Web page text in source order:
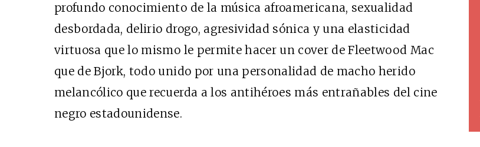
profundo conocimiento de la música afroamericana, sexualidad
desbordada, delirio drogo, agresividad sónica y una elasticidad
virtuosa que lo mismo le permite hacer un cover de Fleetwood Mac
que de Bjork, todo unido por una personalidad de macho herido
melancólico que recuerda a los antihéroes más entrañables del cine
negro estadounidense.
Cine desde los márgenes
EDICIÓN MÉXICO